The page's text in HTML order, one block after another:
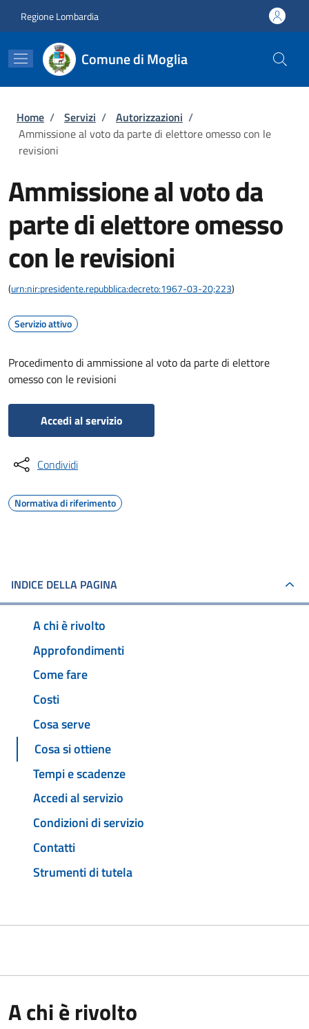
Regione Lombardia
Comune di Moglia
Briciole di pane
Home / Servizi / Autorizzazioni /
Ammissione al voto da parte di elettore omesso con le
revisioni
Ammissione al voto da
parte di elettore omesso
con le revisioni
(urn:nir:presidente.repubblica:decreto:1967-03-20;223)
Servizio attivo
Procedimento di ammissione al voto da parte di elettore
omesso con le revisioni
Accedi al servizio
Condividi
Normativa di riferimento
INDICE DELLA PAGINA
A chi è rivolto
Approfondimenti
Come fare
Costi
Cosa serve
Cosa si ottiene
Tempi e scadenze
Accedi al servizio
Condizioni di servizio
Contatti
Strumenti di tutela
A chi è rivolto